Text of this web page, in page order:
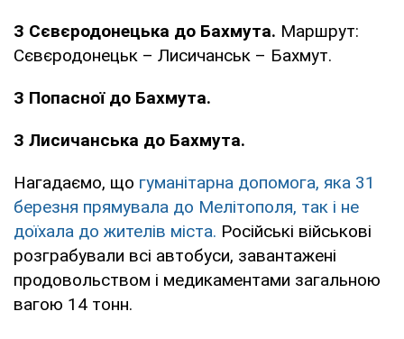
З Сєвєродонецька до Бахмута. Маршрут:
Сєвєродонецьк – Лисичанськ – Бахмут.
З Попасної до Бахмута.
З Лисичанська до Бахмута.
Нагадаємо, що гуманітарна допомога, яка 31
березня прямувала до Мелітополя, так і не
доїхала до жителів міста. Російські військові
розграбували всі автобуси, завантажені
продовольством і медикаментами загальною
вагою 14 тонн.